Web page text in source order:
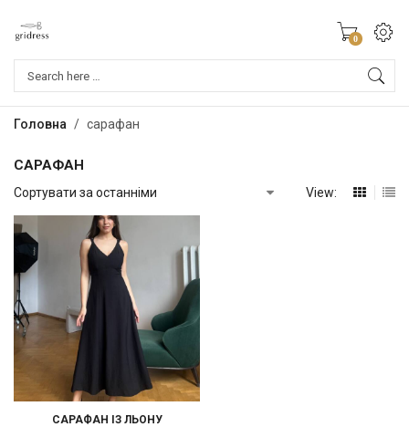
0
Головна / сарафан
САРАФАН
View:
САРАФАН ІЗ ЛЬОНУ